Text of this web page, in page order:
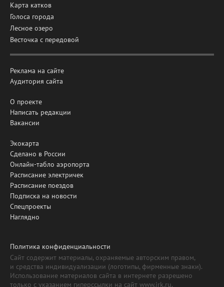
Карта катков
Голоса города
Лесное озеро
Весточка с передовой
Реклама на сайте
Аудитория сайта
О проекте
Написать редакции
Вакансии
Экокарта
Сделано в России
Онлайн-табло аэропорта
Расписание электричек
Расписание поездов
Подписка на новости
Спецпроекты
Наглядно
Политика конфиденциальности
Сайт содержит материалы, охраняемые авторским правом,
и средства индивидуализации (логотипы, фирменные знаки).
Использование материалов сайта в интернете разрешено
только с указанием гиперссылки на сайт www.irk.ru.